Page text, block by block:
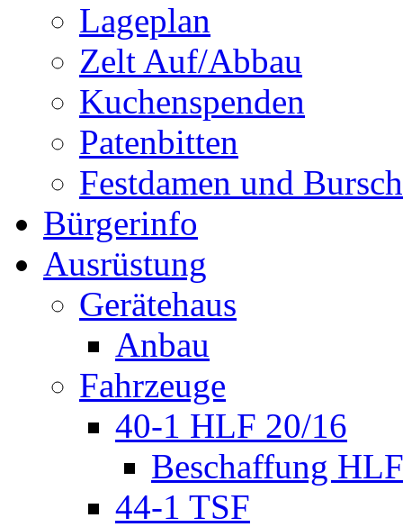
Lageplan
Zelt Auf/Abbau
Kuchenspenden
Patenbitten
Festdamen und
Bürgerinfo
Ausrüstung
Gerätehaus
Anbau
Fahrzeuge
40-1 HLF 20/16
Beschaffung HLF
44-1 TSF